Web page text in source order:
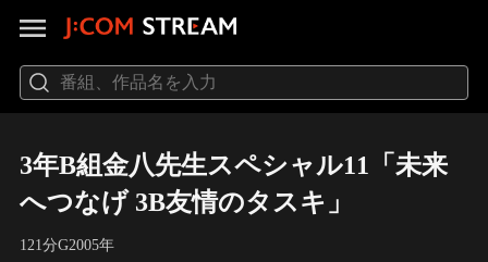
3年B組金八先生スペシャル11「未来
へつなげ 3B友情のタスキ」
121分G2005年